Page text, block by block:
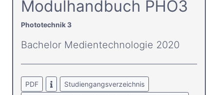
Modulhandbuch PHO3
Phototechnik 3
Bachelor Medientechnologie 2020
PDF
Studiengangsverzeichnis